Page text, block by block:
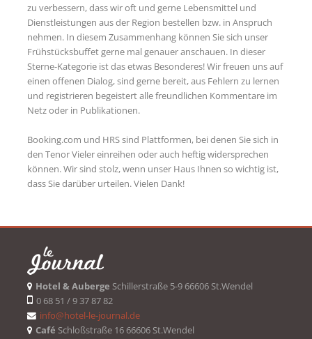
zu verbessern, dass wir oft und gerne Lebensmittel und
Dienstleistungen aus der Region bestellen bzw. in Anspruch
nehmen. In diesem Zusammenhang können Sie sich unser
Frühstücksbuffet gerne mal genauer anschauen. In dieser
Sterne-Kategorie ist das etwas Besonderes! Wir freuen uns auf
einen offenen Dialog, sind gerne bereit, aus Fehlern zu lernen
und registrieren begeistert alle freundlichen Kommentare im
Netz oder in Publikationen.
Booking.com und HRS sind Plattformen, bei denen Sie sich in
den Tenor Vieler einreihen oder auch heftig widersprechen
können. Wir sind stolz, wenn unser Haus Ihnen so wichtig ist,
dass Sie darüber urteilen. Vielen Dank!
Hotel & Auberge Schillerstraße 5-9 66606 St.Wendel
0 68 51 / 9 37 87 82
info@hotel-le-journal.de
Café Schloßstraße 16 66606 St.Wendel